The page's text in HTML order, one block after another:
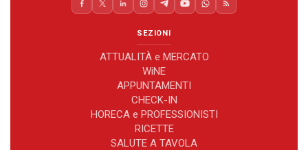
SEZIONI
ATTUALITÀ e MERCATO
WiNE
APPUNTAMENTI
CHECK-IN
HORECA e PROFESSIONISTI
RICETTE
SALUTE A TAVOLA